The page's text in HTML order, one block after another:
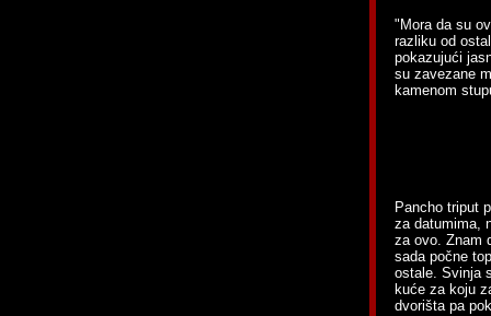
"Mora da su
razliku od
pokazujući
su zavezane
kamenom
Pancho triput
za datumima,
za ovo. Znam
sada počne
ostale. Svinja
kuće za koju
dvorišta pa